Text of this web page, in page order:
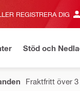
REGISTRERA DIG
Stöd och
Fraktfritt över